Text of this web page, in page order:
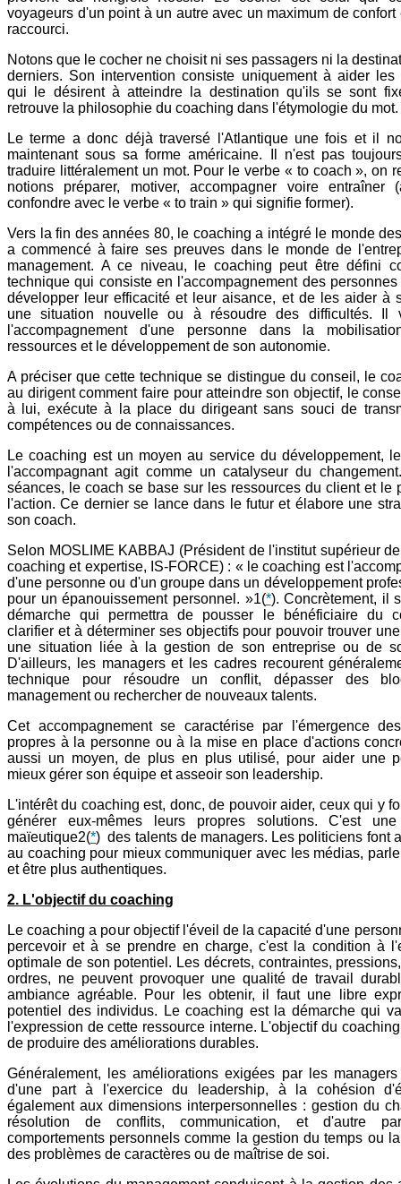
voyageurs d'un point à un autre avec un maximum de confort
raccourci.
Notons que le cocher ne choisit ni ses passagers ni la
derniers. Son intervention consiste uniquement à aider les
qui le désirent à atteindre la destination qu'ils se sont
retrouve la philosophie du coaching dans l'étymologie du mot.
Le terme a donc déjà traversé l'Atlantique une fois et il
maintenant sous sa forme américaine. Il n'est pas
traduire littéralement un mot. Pour le verbe « to coach », on
notions préparer, motiver, accompagner voire entraîner
confondre avec le verbe « to train » qui signifie former).
Vers la fin des années 80, le coaching a intégré le monde
a commencé à faire ses preuves dans le monde de
management. A ce niveau, le coaching peut être défini
technique qui consiste en l'accompagnement des
développer leur efficacité et leur aisance, et de les aider à
une situation nouvelle ou à résoudre des difficultés. Il
l'accompagnement d'une personne dans la
ressources et le développement de son autonomie.
A préciser que cette technique se distingue du conseil, le
au dirigent comment faire pour atteindre son objectif, le
à lui, exécute à la place du dirigeant sans souci de
compétences ou de connaissances.
Le coaching est un moyen au service du développement,
l'accompagnant agit comme un catalyseur du
séances, le coach se base sur les ressources du client et le
l'action. Ce dernier se lance dans le futur et élabore une
son coach.
Selon MOSLIME KABBAJ (Président de l'institut supérieur
coaching et expertise, IS-FORCE) : « le coaching est
d'une personne ou d'un groupe dans un développement
pour un épanouissement personnel. »1(*). Concrètement, il
démarche qui permettra de pousser le bénéficiaire du
clarifier et à déterminer ses objectifs pour pouvoir trouver
une situation liée à la gestion de son entreprise ou de
D'ailleurs, les managers et les cadres recourent
technique pour résoudre un conflit, dépasser des
management ou rechercher de nouveaux talents.
Cet accompagnement se caractérise par l'émergence
propres à la personne ou à la mise en place d'actions
aussi un moyen, de plus en plus utilisé, pour aider une
mieux gérer son équipe et asseoir son leadership.
L'intérêt du coaching est, donc, de pouvoir aider, ceux qui y
générer eux-mêmes leurs propres solutions. C'est
maïeutique2(*) des talents de managers. Les politiciens font
au coaching pour mieux communiquer avec les médias,
et être plus authentiques.
2. L'objectif du coaching
Le coaching a pour objectif l'éveil de la capacité d'une
percevoir et à se prendre en charge, c'est la condition à
optimale de son potentiel. Les décrets, contraintes,
ordres, ne peuvent provoquer une qualité de travail
ambiance agréable. Pour les obtenir, il faut une libre
potentiel des individus. Le coaching est la démarche qui
l'expression de cette ressource interne. L'objectif du
de produire des améliorations durables.
Généralement, les améliorations exigées par les
d'une part à l'exercice du leadership, à la cohésion
également aux dimensions interpersonnelles : gestion du
résolution de conflits, communication, et d'autre
comportements personnels comme la gestion du temps ou
des problèmes de caractères ou de maîtrise de soi.